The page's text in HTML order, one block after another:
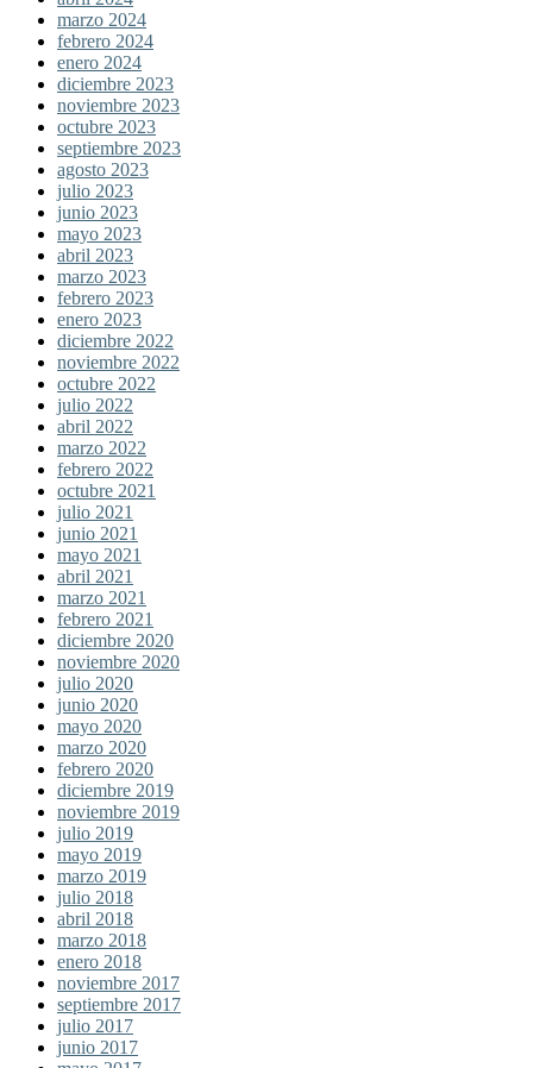
marzo 2024
febrero 2024
enero 2024
diciembre 2023
noviembre 2023
octubre 2023
septiembre 2023
agosto 2023
julio 2023
junio 2023
mayo 2023
abril 2023
marzo 2023
febrero 2023
enero 2023
diciembre 2022
noviembre 2022
octubre 2022
julio 2022
abril 2022
marzo 2022
febrero 2022
octubre 2021
julio 2021
junio 2021
mayo 2021
abril 2021
marzo 2021
febrero 2021
diciembre 2020
noviembre 2020
julio 2020
junio 2020
mayo 2020
marzo 2020
febrero 2020
diciembre 2019
noviembre 2019
julio 2019
mayo 2019
marzo 2019
julio 2018
abril 2018
marzo 2018
enero 2018
noviembre 2017
septiembre 2017
julio 2017
junio 2017